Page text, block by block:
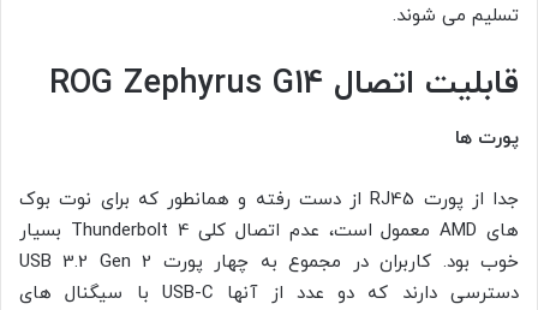
تسلیم می شوند.
قابلیت اتصال ROG Zephyrus G14
پورت ها
جدا از پورت RJ45 از دست رفته و همانطور که برای نوت بوک
های AMD معمول است، عدم اتصال کلی Thunderbolt 4 بسیار
خوب بود. کاربران در مجموع به چهار پورت USB 3.2 Gen 2
دسترسی دارند که دو عدد از آنها USB-C با سیگنال های